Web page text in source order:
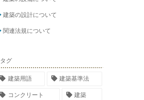
建築の設計について
関連法規について
タグ
建築用語 建築基準法
コンクリート 建築